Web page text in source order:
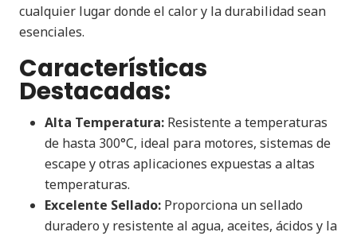
cualquier lugar donde el calor y la durabilidad sean
esenciales.
Características
Destacadas:
Alta Temperatura: Resistente a temperaturas
de hasta 300°C, ideal para motores, sistemas de
escape y otras aplicaciones expuestas a altas
temperaturas.
Excelente Sellado: Proporciona un sellado
duradero y resistente al agua, aceites, ácidos y la